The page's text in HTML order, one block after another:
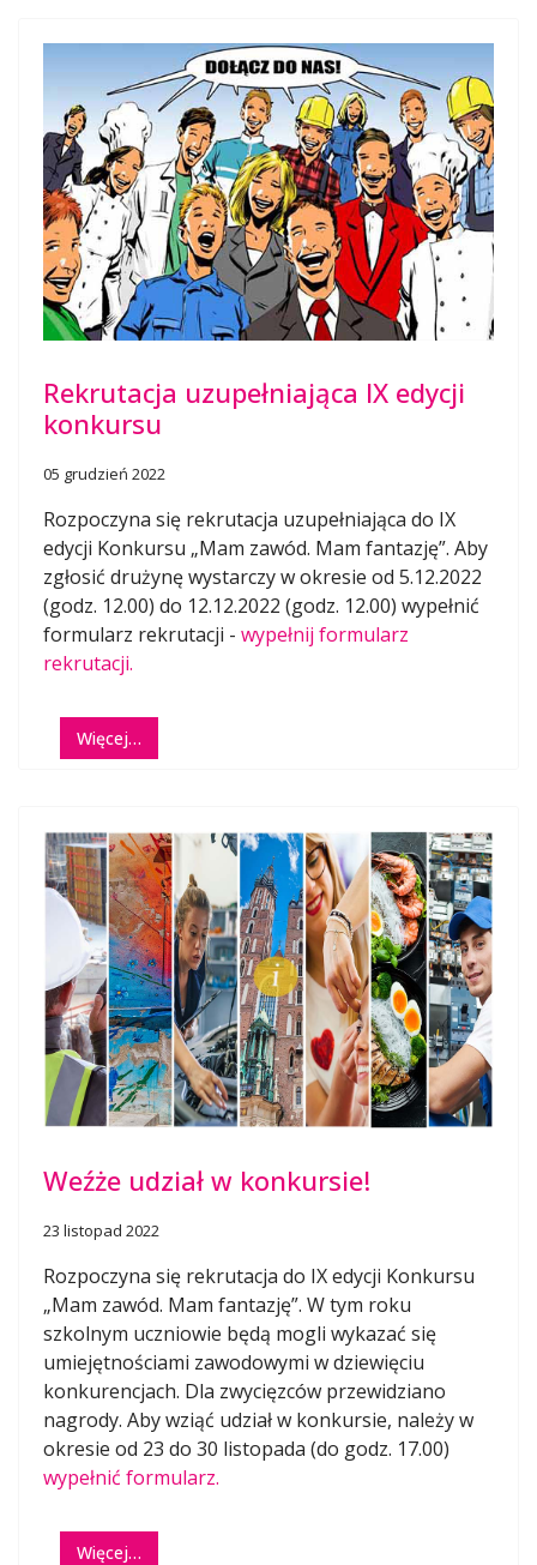
Rekrutacja uzupełniająca IX edycji
konkursu
05 grudzień 2022
Rozpoczyna się rekrutacja uzupełniająca do IX
edycji Konkursu „Mam zawód. Mam fantazję”. Aby
zgłosić drużynę wystarczy w okresie od 5.12.2022
(godz. 12.00) do 12.12.2022 (godz. 12.00) wypełnić
formularz rekrutacji - wypełnij formularz
rekrutacji.
Więcej…
Weźże udział w konkursie!
23 listopad 2022
Rozpoczyna się rekrutacja do IX edycji Konkursu
„Mam zawód. Mam fantazję”. W tym roku
szkolnym uczniowie będą mogli wykazać się
umiejętnościami zawodowymi w dziewięciu
konkurencjach. Dla zwycięzców przewidziano
nagrody. Aby wziąć udział w konkursie, należy w
okresie od 23 do 30 listopada (do godz. 17.00)
wypełnić formularz.
Więcej…